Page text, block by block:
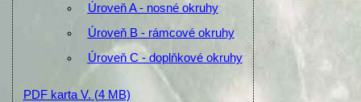
Úroveň A - nosné okruhy
Úroveň B - rámcové okruhy
Úroveň C - doplňkové okruhy
PDF karta V. (4 MB)